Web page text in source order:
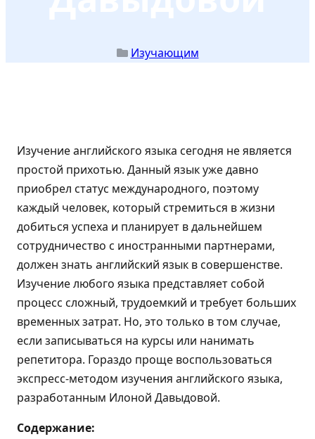
Изучающим
Изучение английского языка сегодня не является
простой прихотью. Данный язык уже давно
приобрел статус международного, поэтому
каждый человек, который стремиться в жизни
добиться успеха и планирует в дальнейшем
сотрудничество с иностранными партнерами,
должен знать английский язык в совершенстве.
Изучение любого языка представляет собой
процесс сложный, трудоемкий и требует больших
временных затрат. Но, это только в том случае,
если записываться на курсы или нанимать
репетитора. Гораздо проще воспользоваться
экспресс-методом изучения английского языка,
разработанным Илоной Давыдовой.
Содержание: